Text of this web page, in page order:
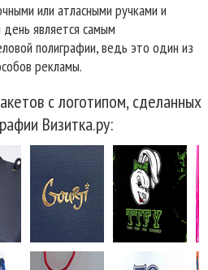
или атласными ручками и
является самым
полиграфии, ведь это один из
рекламы.
с логотипом, сделанных
Визитка.ру: